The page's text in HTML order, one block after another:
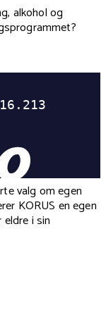
alkohol og
valg om egen
KORUS en egen
i sin